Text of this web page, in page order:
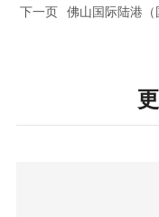
佛山国际陆港（
下一页